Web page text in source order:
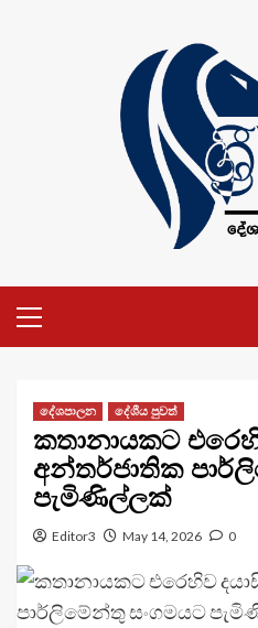
Menu
දේශපාලන දේශීය පුවත්
කතානායකට
අන්තර්ජාතික
පැමිණිල්ලක්
Editor3 May 14, 2026 0